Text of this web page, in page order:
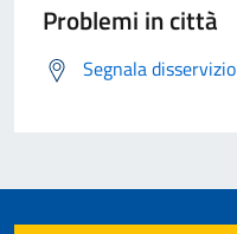
Problemi in città
Segnala disservizio